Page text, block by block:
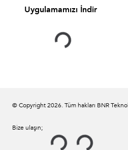
Uygulamamızı İndir
© Copyright2026. Tüm hakları BNR
Bize ulaşın;